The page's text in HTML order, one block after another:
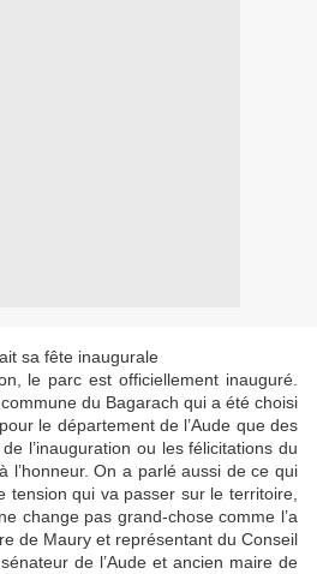
sa fête inaugurale
le parc est officiellement inauguré.
du Bagarach qui a été choisi
le département de l’Aude que des
l’inauguration ou les félicitations du
l’honneur. On a parlé aussi de ce qui
tension qui va passer sur le territoire,
change pas grand-chose comme l’a
de Maury et représentant du Conseil
de l’Aude et ancien maire de